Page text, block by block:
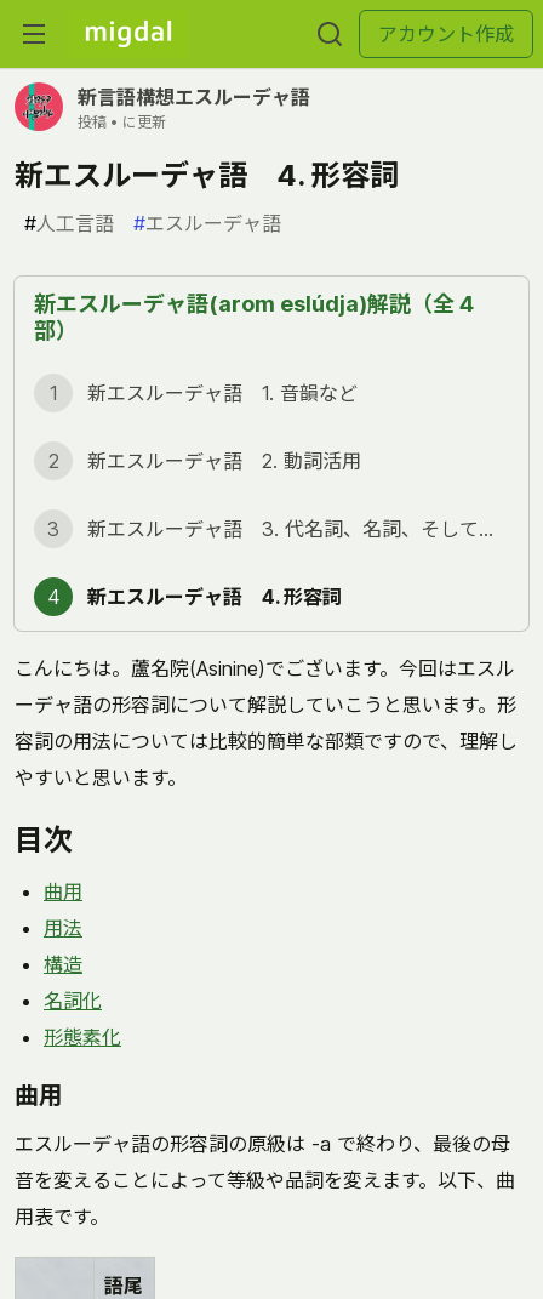
アカウント作成
新言語構想エスルーデャ語
投稿 • に更新
新エスルーデャ語 4. 形容詞
#人工言語 #エスルーデャ語
新エスルーデャ語(arom eslúdja)解説（全 4
部）
1 新エスルーデャ語 1. 音韻など
2 新エスルーデャ語 2. 動詞活用
3 新エスルーデャ語 3. 代名詞、名詞、そして語順
4 新エスルーデャ語 4. 形容詞
こんにちは。蘆名院(Asinine)でございます。今回はエスル
ーデャ語の形容詞について解説していこうと思います。形
容詞の用法については比較的簡単な部類ですので、理解し
やすいと思います。
目次
曲用
用法
構造
名詞化
形態素化
曲用
エスルーデャ語の形容詞の原級は -a で終わり、最後の母
音を変えることによって等級や品詞を変えます。以下、曲
用表です。
語尾